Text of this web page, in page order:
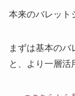
本来のバレット
まずは基本の
と、より一層活